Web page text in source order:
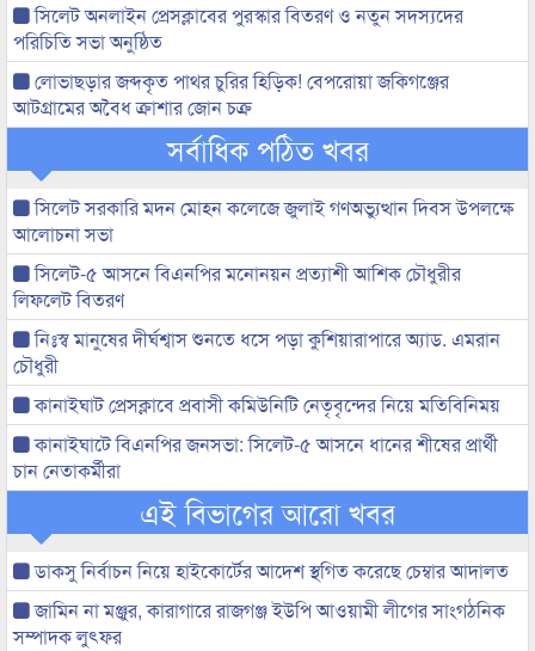
সিলেট অনলাইন প্রেসক্লাবের পুরস্কার বিতরণ ও নতুন সদস্যদের
পরিচিতি সভা অনুষ্ঠিত
লোভাছড়ার জব্দকৃত পাথর চুরির হিড়িক! বেপরোয়া জকিগঞ্জের
আটগ্রামের অবৈধ ক্রাশার জোন চক্র
সর্বাধিক পঠিত খবর
সিলেট সরকারি মদন মোহন কলেজে জুলাই গণঅভ্যুত্থান দিবস উপলক্ষে
আলোচনা সভা
সিলেট-৫ আসনে বিএনপির মনোনয়ন প্রত্যাশী আশিক চৌধুরীর
লিফলেট বিতরণ
নিঃস্ব মানুষের দীর্ঘশ্বাস শুনতে ধসে পড়া কুশিয়ারাপারে অ্যাড. এমরান
চৌধুরী
কানাইঘাট প্রেসক্লাবে প্রবাসী কমিউনিটি নেতৃবৃন্দের নিয়ে মতিবিনিময়
কানাইঘাটে বিএনপির জনসভা: সিলেট-৫ আসনে ধানের শীষের প্রার্থী
চান নেতাকর্মীরা
এই বিভাগের আরো খবর
ডাকসু নির্বাচন নিয়ে হাইকোর্টের আদেশ স্থগিত করেছে চেম্বার আদালত
জামিন না মঞ্জুর, কারাগারে রাজগঞ্জ ইউপি আওয়ামী লীগের সাংগঠনিক
সম্পাদক লুৎফর